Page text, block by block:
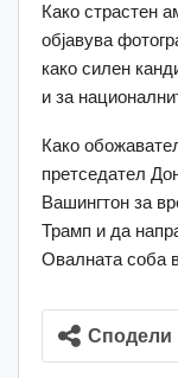
Како страстен
објавува
како силен
и за
Како
претседател
Вашингтон за
Трамп и да
Овалната соба
Сподели